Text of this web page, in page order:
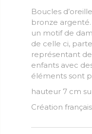
Boucles
bronze
un motif de
de celle ci,
représentant
enfants avec
éléments sont
hauteur 7 cm
Création